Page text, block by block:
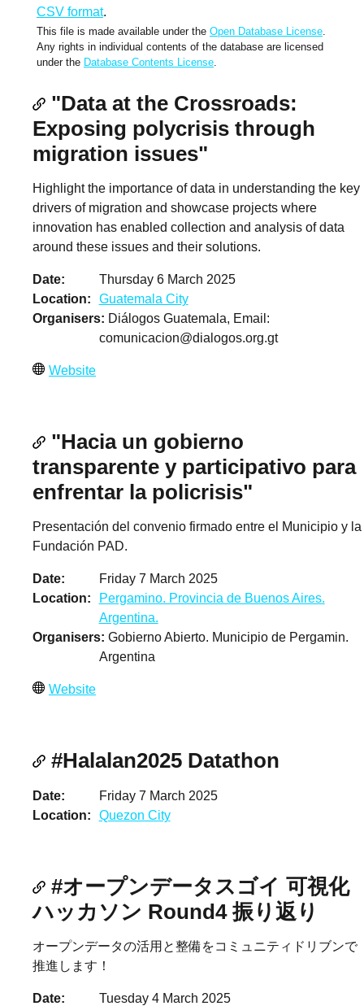
CSV format.
This file is made available under the Open Database License
Any rights in individual contents of the database are licensed
under the Database Contents License
"Data at the Crossroads:
Exposing polycrisis through
migration issues"
Highlight the importance of data in understanding the key
drivers of migration and showcase projects where
innovation has enabled collection and analysis of data
around these issues and their solutions.
Date
Thursday 6 March 2025
Location
Guatemala City
Organisers
Diálogos Guatemala, Email:
comunicacion@dialogos.org.gt
Website
"Hacia un gobierno
transparente y participativo para
enfrentar la policrisis"
Presentación del convenio firmado entre el Municipio y la
Fundación PAD.
Date
Friday 7 March 2025
Location
Pergamino. Provincia de Buenos Aires.
Argentina.
Organisers Gobierno Abierto. Municipio de Pergamin.
Argentina
Website
#Halalan2025 Datathon
Date
Friday 7 March 2025
Location
Quezon City
#オープンデータスゴイ 可視化
ハッカソン Round4 振り返り
オープンデータの活用と整備をコミュニティドリブンで
推進します！
Date
Tuesday 4 March 2025